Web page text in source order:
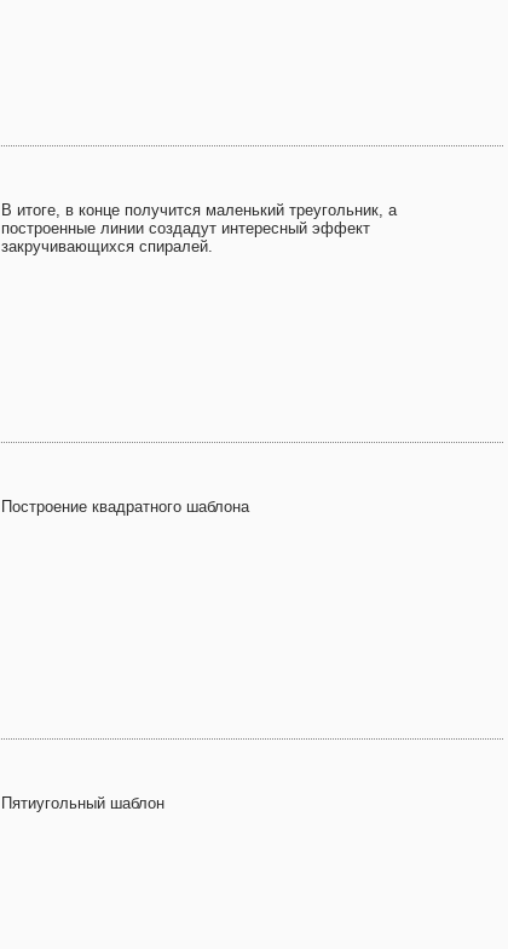
В итоге, в конце получится маленький треугольник, а
построенные линии создадут интересный эффект
закручивающихся спиралей.
Построение квадратного шаблона
Пятиугольный шаблон